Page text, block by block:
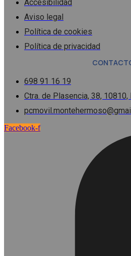
Accesibilidad
Aviso legal
Política de cookies
Política de privacidad
698 91 16 19
Ctra. de Plasencia, 38,
Facebook-f